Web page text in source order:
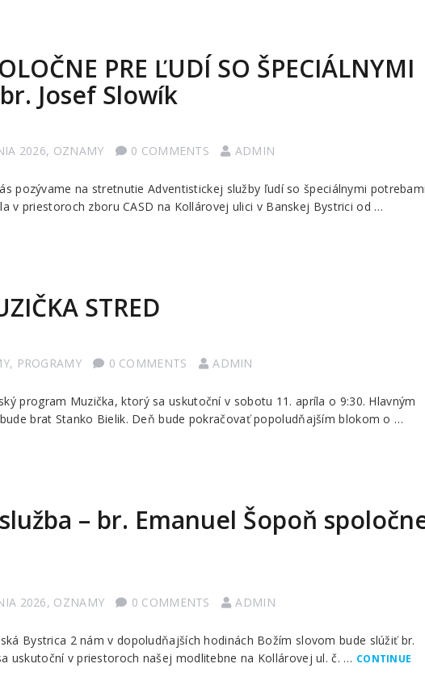
PRE ĽUDÍ SO ŠPECIÁLNYMI
Josef Slowík
2026, OZNAMY 0 COMMENTS ADMIN
pozývame na stretnutie Adventistickej služby ľudí so špeciálnymi
v priestoroch zboru CASD na Kollárovej ulici v Banskej Bystrici od …
STRED
, PROGRAMY 0 COMMENTS ADMIN
program Muzička, ktorý sa uskutoční v sobotu 11. apríla o 9:30. Hlavným
brat Stanko Bielik. Deň bude pokračovať popoludňajším blokom o …
– br. Emanuel Šopoň
2026, OZNAMY 0 COMMENTS ADMIN
Bystrica 2 nám v dopoludňajších hodinách Božím slovom bude slúžiť br.
uskutoční v priestoroch našej modlitebne na Kollárovej ul. č. … CONTINUE